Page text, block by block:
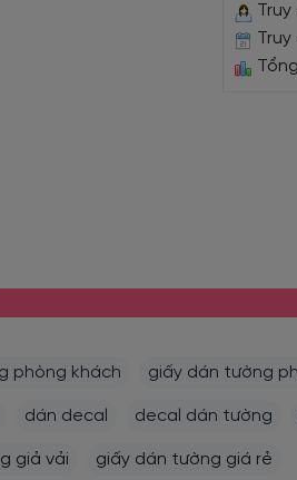
phòng khách giấy dán tường
dán decal decal dán tường
giả vải giấy dán tường giá rẻ